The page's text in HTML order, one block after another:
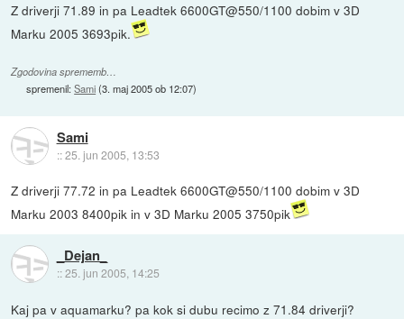
Z driverji 71.89 in pa Leadtek 6600GT@550/1100 dobim v 3D
Marku 2005 3693pik.
Zgodovina sprememb…
spremenil:Sami(3. maj 2005 ob 12:07)
Sami
::25. jun 2005, 13:53
Z driverji 77.72 in pa Leadtek 6600GT@550/1100 dobim v 3D
Marku 2003 8400pik in v 3D Marku 2005 3750pik
_Dejan_
::25. jun 2005, 14:25
Kaj pa v aquamarku? pa kok si dubu recimo z 71.84 driverji?